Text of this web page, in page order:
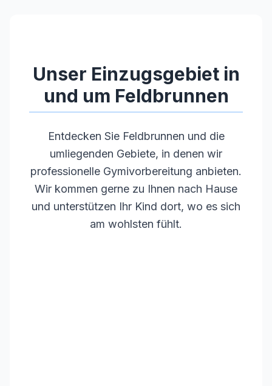
Unser Einzugsgebiet in
und um Feldbrunnen
Entdecken Sie Feldbrunnen und die
umliegenden Gebiete, in denen wir
professionelle Gymivorbereitung anbieten.
Wir kommen gerne zu Ihnen nach Hause
und unterstützen Ihr Kind dort, wo es sich
am wohlsten fühlt.